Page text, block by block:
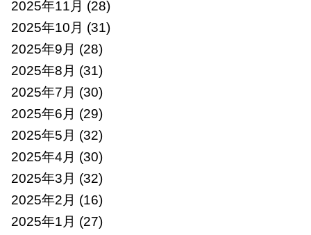
2025年11月 (28)
2025年10月 (31)
2025年9月 (28)
2025年8月 (31)
2025年7月 (30)
2025年6月 (29)
2025年5月 (32)
2025年4月 (30)
2025年3月 (32)
2025年2月 (16)
2025年1月 (27)